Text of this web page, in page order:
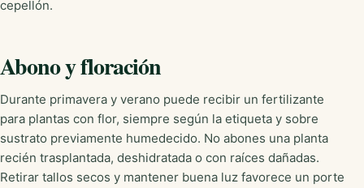
cepellón.
Abono y floración
Durante primavera y verano puede recibir un fertilizante
para plantas con flor, siempre según la etiqueta y sobre
sustrato previamente humedecido. No abones una planta
recién trasplantada, deshidratada o con raíces dañadas.
Retirar tallos secos y mantener buena luz favorece un porte